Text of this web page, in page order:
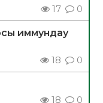
17 0
иммундау
18 0
18 0